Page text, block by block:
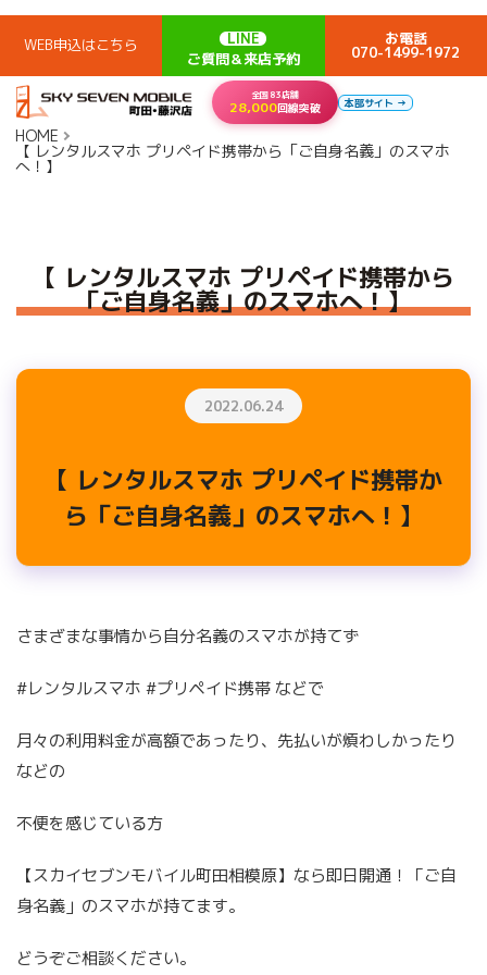
WEB申込はこちら
LINE
ご質問＆来店予約
お電話
070-1499-1972
全国83店舗
28,000回線突破 本部サイト →
HOME
【 レンタルスマホ プリペイド携帯から「ご自身名義」のスマホ
へ！】
【 レンタルスマホ プリペイド携帯から
「ご自身名義」のスマホへ！】
2022.06.24
【 レンタルスマホ プリペイド携帯か
ら「ご自身名義」のスマホへ！】
さまざまな事情から自分名義のスマホが持てず
#レンタルスマホ #プリペイド携帯 などで
月々の利用料金が高額であったり、先払いが煩わしかったり
などの
不便を感じている方
【スカイセブンモバイル町田相模原】なら即日開通！「ご自
身名義」のスマホが持てます。
どうぞご相談ください。